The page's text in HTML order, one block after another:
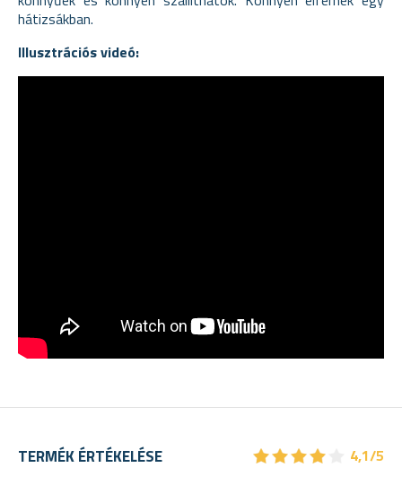
hátizsákban.
Illusztrációs videó:
TERMÉK ÉRTÉKELÉSE ★★★★
★★★★
4,1/5